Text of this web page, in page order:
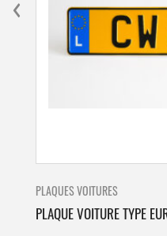
PLAQUES VOITURES
PLAQUE VOITURE TYPE